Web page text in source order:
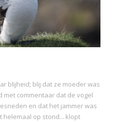
blijheid; blij dat ze moeder was
met commentaar dat de vogel
en dat het jammer was
helemaal op stond... klopt